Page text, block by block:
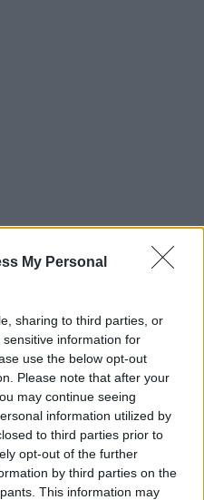
My Personal
sharing to third parties, or
information for
use the below opt-out
Please note that after your
may continue seeing
information utilized by
to third parties prior to
opt-out of the further
by third parties on the
This information may